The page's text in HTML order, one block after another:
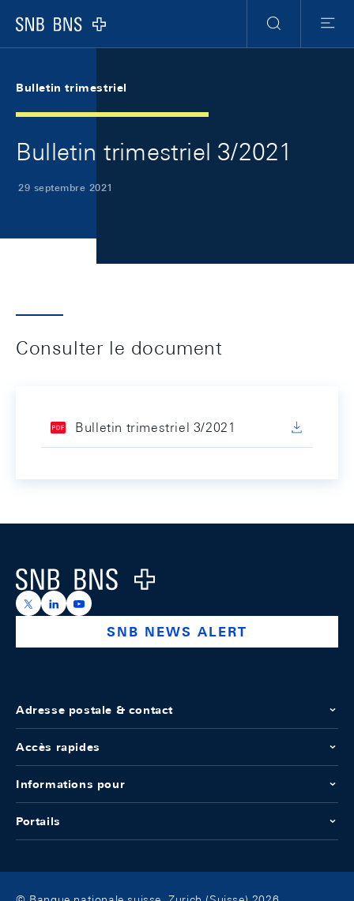
Logo
RechercheMenu
Bulletin trimestriel
Bulletin trimestriel 3/2021
29 septembre 2021
Consulter le document
Bulletin trimestriel 3/2021
Logo
https://x.com/snb_bns
https://ch.linkedin.com/company/swiss-national-
https://www.youtube.com/@swissnationalbank
SNB NEWS ALERT
Adresse postale & contact
Accès rapides
Informations pour
Portails